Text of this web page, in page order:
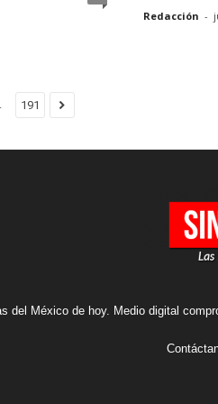
Redacción -
191
del México de hoy. Medio digital